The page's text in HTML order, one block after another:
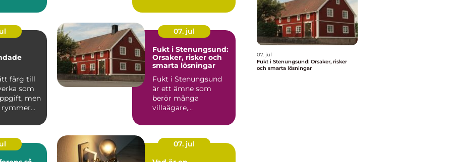
byggproj...
färg till
som
men
rymmer
07. jul
Fukt i Stenungsund:
Orsaker, risker och
smarta lösningar
Fukt i Stenungsund
är ett ämne som
berör många
villaägare,
07. jul
07. jul
Fukt i Stenungsund: Orsaker, risker
och smarta lösningar